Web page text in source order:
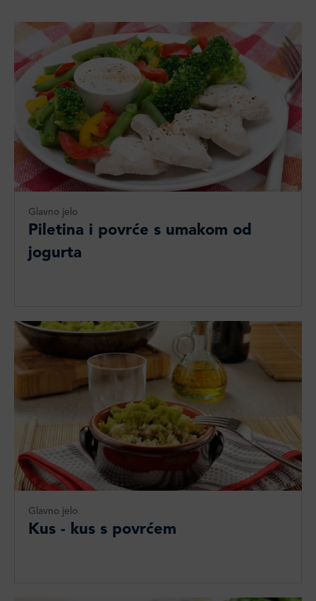
Glavno jelo
Piletina i povrće s umakom od
jogurta
Glavno jelo
Kus - kus s povrćem